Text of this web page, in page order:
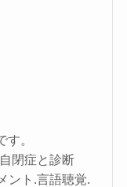
。
閉症と診断
ント.言語聴覚.